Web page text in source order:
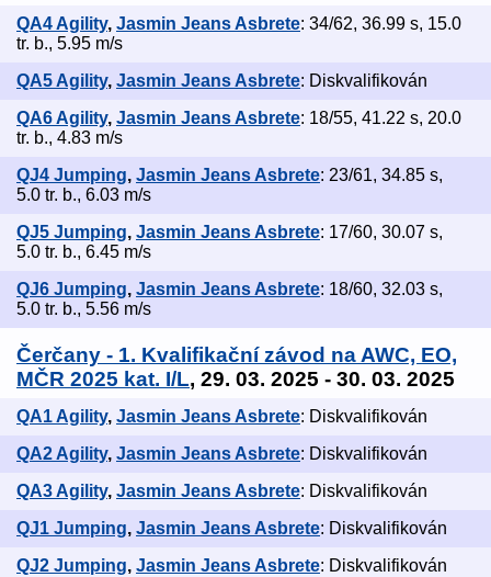
QA4 Agility, Jasmin Jeans Asbrete: 34/62, 36.99 s, 15.0
tr. b., 5.95 m/s
QA5 Agility, Jasmin Jeans Asbrete: Diskvalifikován
QA6 Agility, Jasmin Jeans Asbrete: 18/55, 41.22 s, 20.0
tr. b., 4.83 m/s
QJ4 Jumping, Jasmin Jeans Asbrete: 23/61, 34.85 s,
5.0 tr. b., 6.03 m/s
QJ5 Jumping, Jasmin Jeans Asbrete: 17/60, 30.07 s,
5.0 tr. b., 6.45 m/s
QJ6 Jumping, Jasmin Jeans Asbrete: 18/60, 32.03 s,
5.0 tr. b., 5.56 m/s
Čerčany - 1. Kvalifikační závod na AWC, EO,
MČR 2025 kat. I/L, 29. 03. 2025 - 30. 03. 2025
QA1 Agility, Jasmin Jeans Asbrete: Diskvalifikován
QA2 Agility, Jasmin Jeans Asbrete: Diskvalifikován
QA3 Agility, Jasmin Jeans Asbrete: Diskvalifikován
QJ1 Jumping, Jasmin Jeans Asbrete: Diskvalifikován
QJ2 Jumping, Jasmin Jeans Asbrete: Diskvalifikován